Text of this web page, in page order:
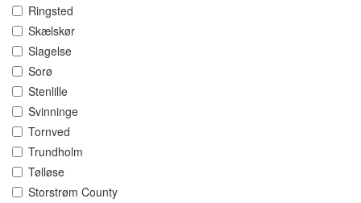
Ringsted
Skælskør
Slagelse
Sorø
Stenlille
Svinninge
Tornved
Trundholm
Tølløse
Storstrøm County